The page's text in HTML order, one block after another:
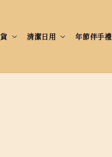
清潔日用 年節伴手禮